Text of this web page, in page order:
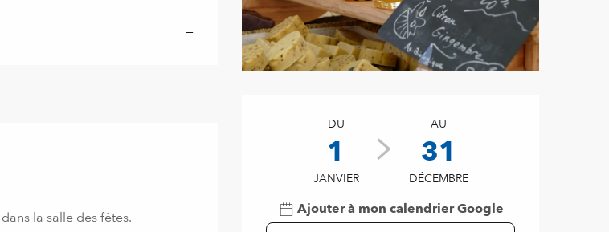
Ouverture et coordonnées
DU
1
JANVIER
AU
31
DÉCEMBRE
Ajouter à mon calendrier Google
—
la salle des fêtes.